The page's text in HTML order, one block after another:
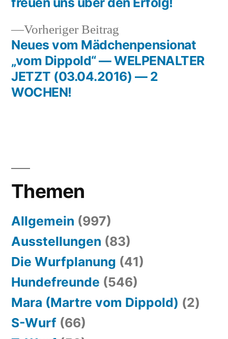
Vorheriger Beitrag
Beitrag:
Neues vom Mädchenpensionat
„vom Dippold“ — WELPENALTER
JETZT (03.04.2016) — 2
WOCHEN!
Themen
Allgemein (997)
Ausstellungen (83)
Die Wurfplanung (41)
Hundefreunde (546)
Mara (Martre vom Dippold) (2)
S-Wurf (66)